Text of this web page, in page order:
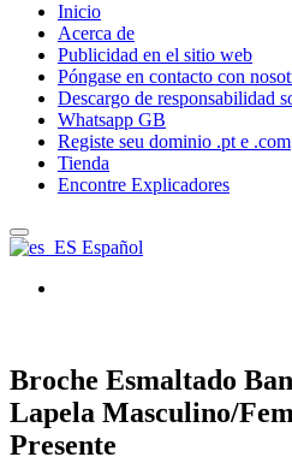
Inicio
Acerca de
Publicidad en el sitio web
Póngase en contacto con
Descargo de responsabilidad
Whatsapp GB
Registe seu dominio .pt e .com
Tienda
Encontre Explicadores
Español
Broche Esmaltado
Lapela Masculino/
Presente